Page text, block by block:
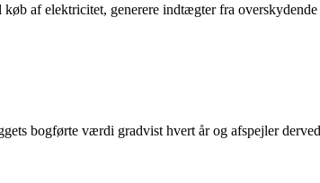
af elektricitet, generere indtægter fra
bogførte værdi gradvist hvert år og afspejler